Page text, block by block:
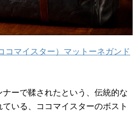
コマイスター）マットーネガンド
ーで鞣されたという、伝統的な
いる、ココマイスターのボスト